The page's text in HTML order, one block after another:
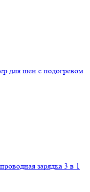
для шеи с подогревом
зарядка 3 в 1